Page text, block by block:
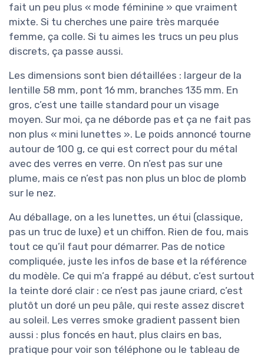
fait un peu plus « mode féminine » que vraiment
mixte. Si tu cherches une paire très marquée
femme, ça colle. Si tu aimes les trucs un peu plus
discrets, ça passe aussi.
Les dimensions sont bien détaillées : largeur de la
lentille 58 mm, pont 16 mm, branches 135 mm. En
gros, c’est une taille standard pour un visage
moyen. Sur moi, ça ne déborde pas et ça ne fait pas
non plus « mini lunettes ». Le poids annoncé tourne
autour de 100 g, ce qui est correct pour du métal
avec des verres en verre. On n’est pas sur une
plume, mais ce n’est pas non plus un bloc de plomb
sur le nez.
Au déballage, on a les lunettes, un étui (classique,
pas un truc de luxe) et un chiffon. Rien de fou, mais
tout ce qu’il faut pour démarrer. Pas de notice
compliquée, juste les infos de base et la référence
du modèle. Ce qui m’a frappé au début, c’est surtout
la teinte doré clair : ce n’est pas jaune criard, c’est
plutôt un doré un peu pâle, qui reste assez discret
au soleil. Les verres smoke gradient passent bien
aussi : plus foncés en haut, plus clairs en bas,
pratique pour voir son téléphone ou le tableau de